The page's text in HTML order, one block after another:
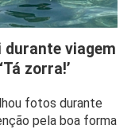
durante viagem
zorra!’
fotos durante
pela boa forma